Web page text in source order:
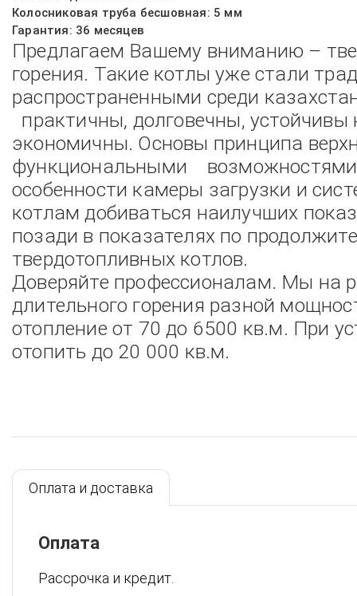
Колосниковая труба бесшовная: 5 мм
Гарантия: 36 месяцев
Предлагаем Вашему вниманию –
горения. Такие котлы уже стали
распространенными среди
практичны, долговечны,
экономичны. Основы принципа
функциональными возможностями
особенности камеры загрузки и
котлам добиваться наилучших
позади в показателях по
твердотопливных котлов.
Доверяйте профессионалам. Мы на
длительного горения разной
отопление от 70 до 6500 кв.м. При
отопить до 20 000 кв.м.
Оплата и доставка
Оплата
Рассрочка и кредит.